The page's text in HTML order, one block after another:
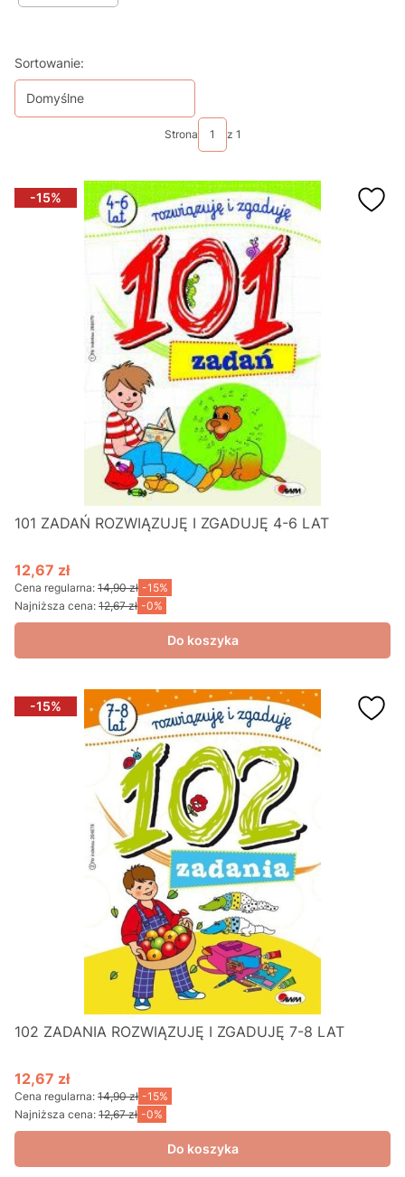
Lista produktów
Sortowanie:
Domyślne
Strona z 1
-15%
101 ZADAŃ ROZWIĄZUJĘ I ZGADUJĘ 4-6 LAT
Cena promocyjna
12,67 zł
Cena regularna: 14,90 zł -15%
Najniższa cena: 12,67 zł -0%
Do koszyka
-15%
102 ZADANIA ROZWIĄZUJĘ I ZGADUJĘ 7-8 LAT
Cena promocyjna
12,67 zł
Cena regularna: 14,90 zł -15%
Najniższa cena: 12,67 zł -0%
Do koszyka